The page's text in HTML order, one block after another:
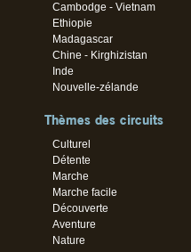
Cambodge - Vietnam
Ethiopie
Madagascar
Chine - Kirghizistan
Inde
Nouvelle-zélande
Thèmes des circuits
Culturel
Détente
Marche
Marche facile
Découverte
Aventure
Nature